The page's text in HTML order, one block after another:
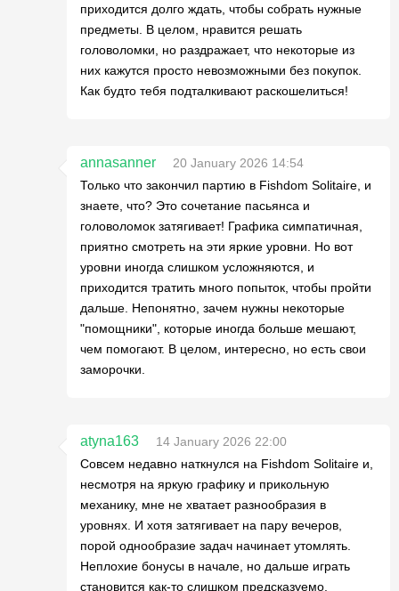
приходится долго ждать, чтобы собрать нужные
предметы. В целом, нравится решать
головоломки, но раздражает, что некоторые из
них кажутся просто невозможными без покупок.
Как будто тебя подталкивают раскошелиться!
annasanner
20 January 2026 14:54
Только что закончил партию в Fishdom Solitaire, и
знаете, что? Это сочетание пасьянса и
головоломок затягивает! Графика симпатичная,
приятно смотреть на эти яркие уровни. Но вот
уровни иногда слишком усложняются, и
приходится тратить много попыток, чтобы пройти
дальше. Непонятно, зачем нужны некоторые
"помощники", которые иногда больше мешают,
чем помогают. В целом, интересно, но есть свои
заморочки.
atyna163
14 January 2026 22:00
Совсем недавно наткнулся на Fishdom Solitaire и,
несмотря на яркую графику и прикольную
механику, мне не хватает разнообразия в
уровнях. И хотя затягивает на пару вечеров,
порой однообразие задач начинает утомлять.
Неплохие бонусы в начале, но дальше играть
становится как-то слишком предсказуемо.